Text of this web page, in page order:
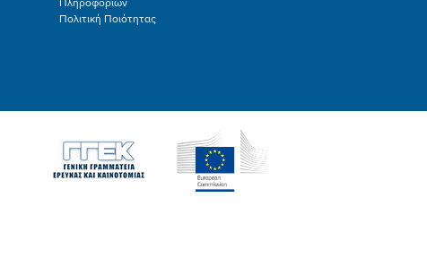
Πολιτική Ποιότητας